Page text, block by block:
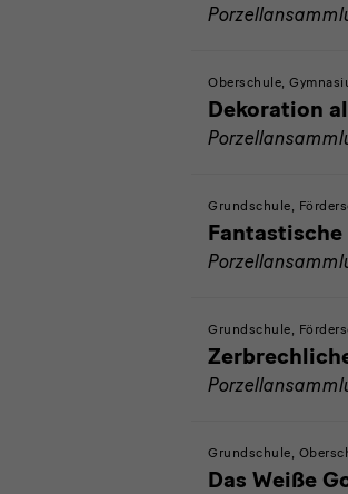
Oberschule,
Dekoration
Grundschule,
Fantastische
Grundschule,
Grundschule,
Das Weiße